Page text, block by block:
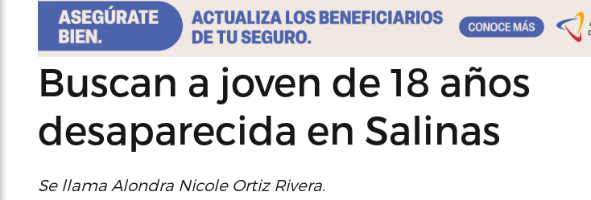
Buscan a joven de 18 años
desaparecida en Salinas
Se llama Alondra Nicole Ortiz Rivera.